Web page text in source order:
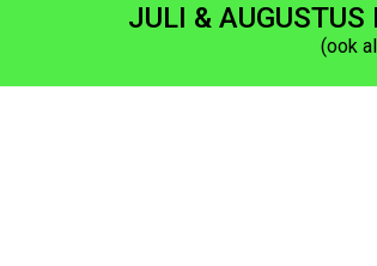
JULI &
(ook